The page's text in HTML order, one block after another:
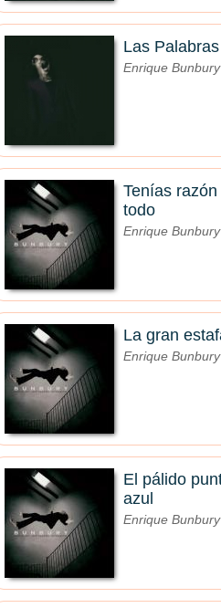
Las Palabras
Enrique Bunbury
Tenías razón
todo
Enrique Bunbury
La gran
Enrique Bunbury
El pálido
azul
Enrique Bunbury